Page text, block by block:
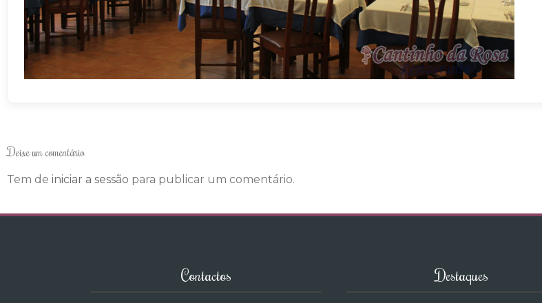
Deixe um comentário
Tem de iniciar a sessão para publicar um comentário.
Contactos Destaques